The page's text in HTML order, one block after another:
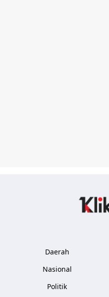
Daerah
Nasional
Politik